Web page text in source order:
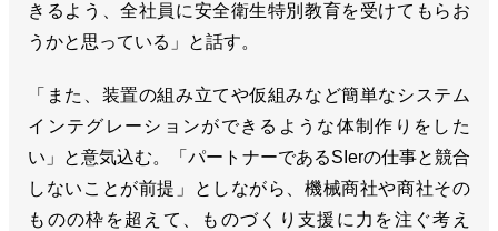
きるよう、全社員に安全衛生特別教育を受けてもらお
うかと思っている」と話す。
「また、装置の組み立てや仮組みなど簡単なシステム
インテグレーションができるような体制作りをした
い」と意気込む。「パートナーであるSIerの仕事と競合
しないことが前提」としながら、機械商社や商社その
ものの枠を超えて、ものづくり支援に力を注ぐ考え